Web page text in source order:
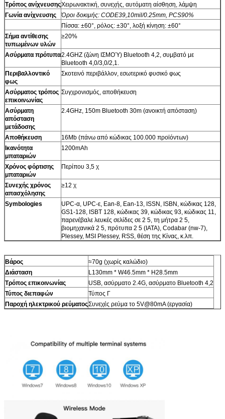
Τρόπος ανίχνευσηςΧειρωνακτική, συνεχής, αυτόματη αίσθηση, λάμψη
Γωνία ανίχνευσης
Όροι δοκιμής: CODE39,10mil/0.25mm, PCS90%
Πίσσα: ±60°, ρόλος: ±30°, λοξή κίνηση: ±60°
Σήμα αντίθεσης
τυπωμένων υλών
≥20%
Ασύρματα πρότυπα2.4GHZ (ζώνη ΙΣΜΟΎ) Bluetooth 4,2, συμβατό με
Bluetooth 4,0/3,0/2,1.
Περιβαλλοντικό
φως
Σκοτεινό περιβάλλον, εσωτερικό φυσικό φως
Ασύρματος τρόπος
επικοινωνίας
Συγχρονισμός, αποθήκευση
Ασύρματη
απόσταση
μετάδοσης
2.4GHz, 150m Bluetooth 30m (ανοικτή απόσταση)
Αποθήκευση
16Mb (πάνω από κώδικας 100.000 προϊόντων)
Ικανότητα
μπαταριών
1200mAh
Χρόνος φόρτισης
μπαταριών
Περίπου 3,5 χ
Συνεχής χρόνος
απασχόλησης
≥12 χ
Symbologies
UPC-α, UPC-ε, Ean-8, Ean-13, ISSN, ISBN, κώδικας 128,
GS1-128, ISBT 128, κώδικας 39, κώδικας 93, κώδικας 11,
παρενέβαλε λευκές σελίδες σε 2 5, τη μήτρα 2 5,
βιομηχανικά 2 5, πρότυπα 2 5 (IATA), Codabar (nw-7),
Plessey, MSI Plessey, RSS, θέση της Κίνας, κ.λπ.
Βάρος
≈70g (χωρίς καλώδιο)
Διάσταση
L130mm * W46.5mm * H28.5mm
Τρόπος επικοινωνίας
USB, ασύρματο 2.4G, ασύρματο Bluetooth 4,2
Τύπος διεπαφών
Τύπος Γ
Παροχή ηλεκτρικού ρεύματοςΣυνεχές ρεύμα το 5V@80mA (εργασία)